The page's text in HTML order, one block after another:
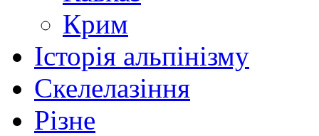
Крим
Історія альпінізму
Скелелазіння
Різне